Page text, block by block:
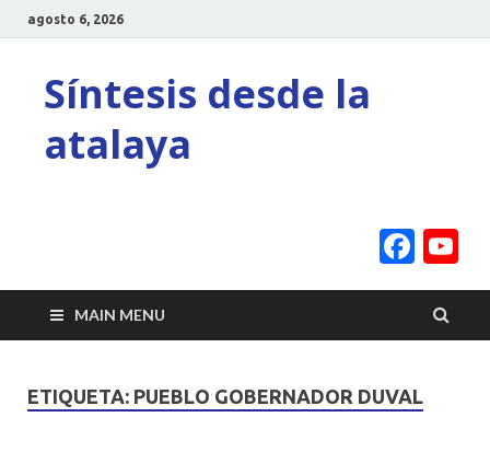
agosto 6, 2026
Síntesis desde la
atalaya
MAIN MENU
ETIQUETA: PUEBLO GOBERNADOR DUVAL